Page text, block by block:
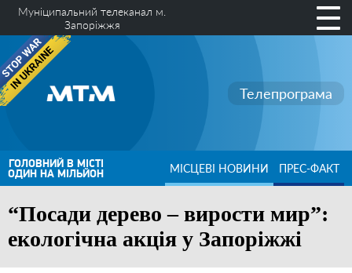
Муніципальний телеканал м.
Запоріжжя
Телепрограма
ГОЛОВНИЙ В МІСТІ
ОДИН НА МІЛЬЙОН МІСЦЕВІ НОВИНИ ПРЕС-ФАКТ
“Посади дерево – вирости мир”:
екологічна акція у Запоріжжі